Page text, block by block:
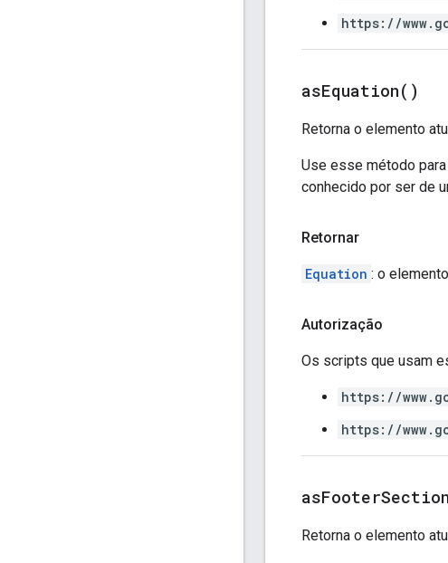
https://
asEquation( )
Retorna o elemento
Use esse método
conhecido por ser de
Retornar
Equation : o
Autorização
Os scripts que usam
https://
https://
asFooter
Retorna o elemento